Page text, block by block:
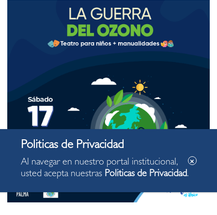
Al navegar en nuestro portal institucional,
usted acepta nuestras Politicas de Privacidad.